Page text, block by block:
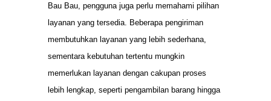
Bau Bau, pengguna juga perlu memahami pilihan
layanan yang tersedia. Beberapa pengiriman
membutuhkan layanan yang lebih sederhana,
sementara kebutuhan tertentu mungkin
memerlukan layanan dengan cakupan proses
lebih lengkap, seperti pengambilan barang hingga